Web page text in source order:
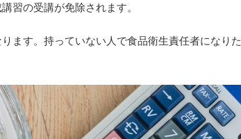
習の受講が免除されます。
ます。持っていない人で食品衛生責任者になりた